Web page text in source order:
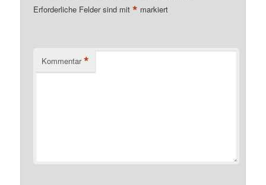
Erforderliche Felder sind mit* markiert
Kommentar *